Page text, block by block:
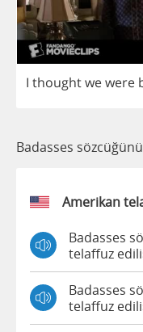
I thoughtwewere
Badasses
Amerikan
Badasses
telaffuz
Badasses
telaffuz